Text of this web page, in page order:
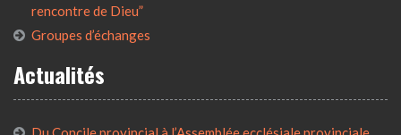
rencontre de Dieu”
Groupes d’échanges
Actualités